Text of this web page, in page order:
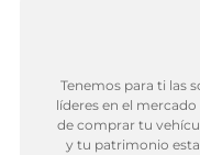
Tenemos para ti las
líderes en el
de comprar tu
y tu patrimonio